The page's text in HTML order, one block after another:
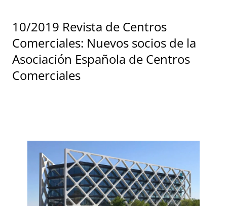
10/2019 Revista de Centros
Comerciales: Nuevos socios de la
Asociación Española de Centros
Comerciales